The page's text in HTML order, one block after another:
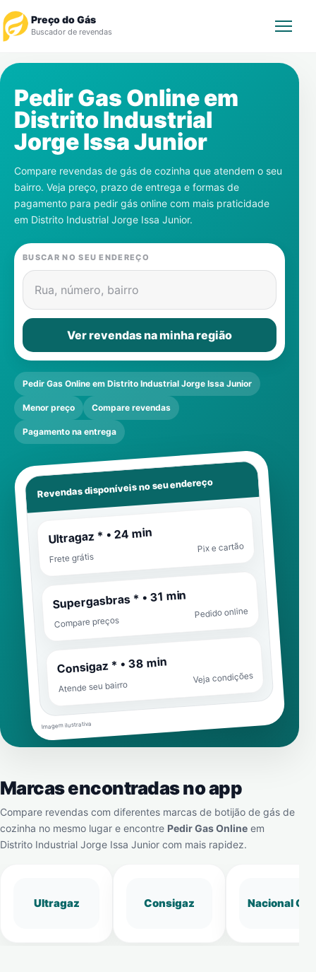
Preço do Gás
Buscador de revendas
Revendedor
Notícias
Cadastre-se
Gás
Contatos
Pedir Gas Online em
Distrito Industrial
Jorge Issa Junior
Compare revendas de gás de cozinha que atendem o seu
bairro. Veja preço, prazo de entrega e formas de
pagamento para pedir gás online com mais praticidade
em Distrito Industrial Jorge Issa Junior.
BUSCAR NO SEU ENDEREÇO
Rua, número, bairro
Ver revendas na minha região
Pedir Gas Online em Distrito Industrial Jorge Issa Junior
Menor preço Compare revendas
Pagamento na entrega
Revendas disponíveis no seu endereço
Ultragaz * • 24 min
Frete grátis
Pix e cartão
Supergasbras * • 31 min
Compare preços
Pedido online
Consigaz * • 38 min
Atende seu bairro
Veja condições
Imagem ilustrativa
Marcas encontradas no app
Compare revendas com diferentes marcas de botijão de gás de
cozinha no mesmo lugar e encontre Pedir Gas Online em
Distrito Industrial Jorge Issa Junior com mais rapidez.
Ultragaz Consigaz Nacional Gás